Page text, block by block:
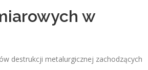
w
destrukcji metalurgicznej zachodzących